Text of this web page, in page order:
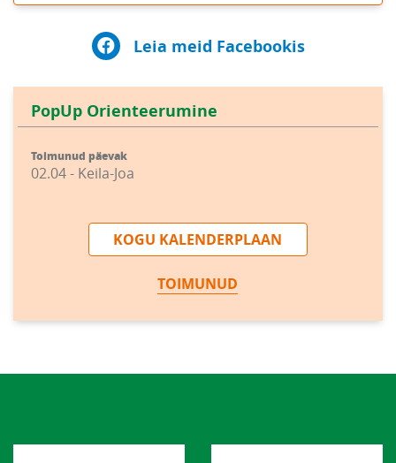
Leia meid Facebookis
PopUp Orienteerumine
Toimunud päevak
02.04 - Keila-Joa
KOGU KALENDERPLAAN
TOIMUNUD